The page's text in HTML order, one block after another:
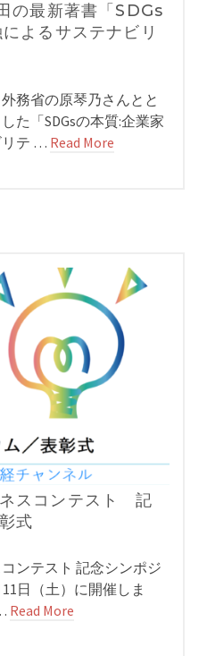
の最新著書「SDGs
よるサステナビリ
務省の原琴乃さんとと
た「SDGsの本質:企業家
リテ … Read More
スコンテスト 記
式
ンテスト 記念シンポジ
日（土）に開催しま
Read More